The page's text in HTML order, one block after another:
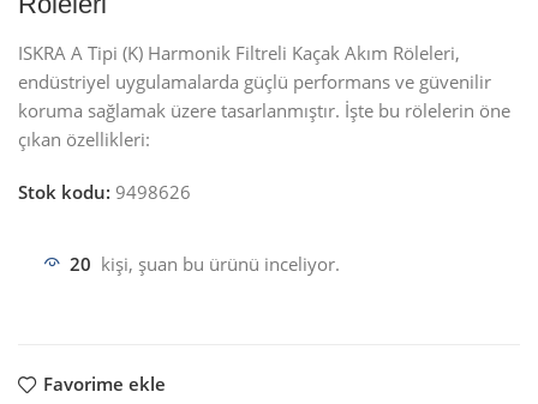
ISKRA A Tipi (K) Harmonik Filtreli Kaçak Akım Röleleri,
endüstriyel uygulamalarda güçlü performans ve güvenilir
koruma sağlamak üzere tasarlanmıştır. İşte bu rölelerin öne
çıkan özellikleri:
Stok kodu: 9498626
20 kişi, şuan bu ürünü inceliyor.
Favorime ekle